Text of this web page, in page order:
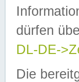
dürfen
DL-DE-
Die